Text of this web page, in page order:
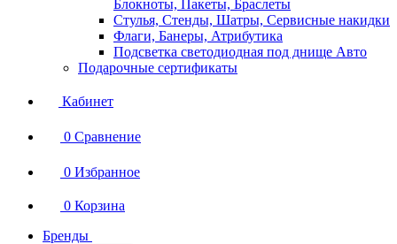
Блокноты, Пакеты, Браслеты
Стулья, Стенды, Шатры, Сервисные накидки
Флаги, Банеры, Атрибутика
Подсветка светодиодная под днище Авто
Подарочные сертификаты
Кабинет
0 Сравнение
0 Избранное
0 Корзина
Бренды